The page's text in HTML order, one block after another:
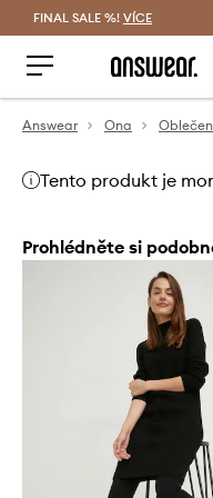
FINAL SALE %! VÍCE
Answear Ona
Tento produkt je
Prohlédněte si